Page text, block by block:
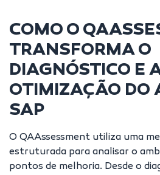
COMO O
TRANSFORMA O
DIAGNÓSTICO E
OTIMIZAÇÃO DO
SAP
O QAAssessment utiliza uma
estruturada para analisar o
pontos de melhoria. Desde o